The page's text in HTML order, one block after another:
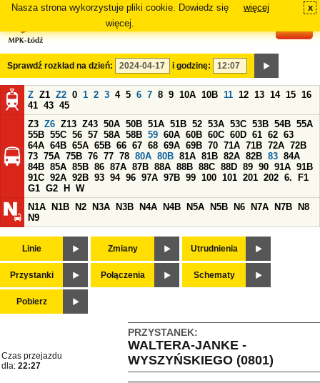
Nasza strona wykorzystuje pliki cookie. Dowiedz się
więcej.
więcej x
Sprawdź rozkład na dzień: i godzinę:
Z Z1 Z2 0 1 2 3 4 5 6 7 8 9 10A 10B 11 12 13 14 15 16
41 43 45
Z3 Z6 Z13 Z43 50A 50B 51A 51B 52 53A 53C 53B 54B 55A
55B 55C 56 57 58A 58B 59 60A 60B 60C 60D 61 62 63
64A 64B 65A 65B 66 67 68 69A 69B 70 71A 71B 72A 72B
73 75A 75B 76 77 78 80A 80B 81A 81B 82A 82B 83 84A
84B 85A 85B 86 87A 87B 88A 88B 88C 88D 89 90 91A 91B
91C 92A 92B 93 94 96 97A 97B 99 100 101 201 202 6.
F1
G1 G2 H
W
N1A
N1B N2 N3A N3B N4A N4B N5A N5B N6 N7A N7B
N8
N9
Linie Zmiany Utrudnienia
Przystanki Połączenia Schematy
Pobierz
PRZYSTANEK:
WALTERA-JANKE -
WYSZYŃSKIEGO (0801)
Czas przejazdu
dla: 22:27